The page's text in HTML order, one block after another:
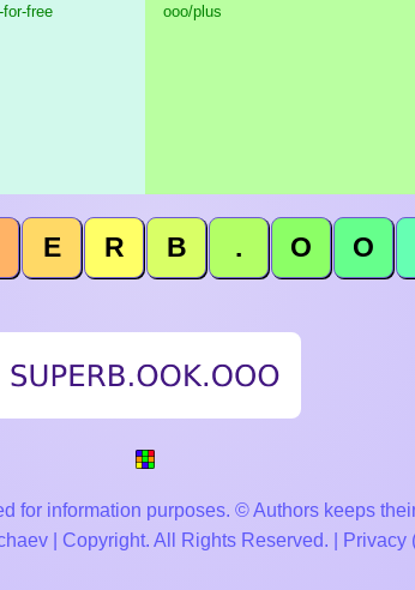
free
ooo/plus
E R B . O O
for information purposes. © Authors keeps
| Copyright. All Rights Reserved. |
Privacy